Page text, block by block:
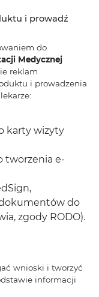
i prowadź
do
Medycznej
reklam
i prowadzenia
karty wizyty
tworzenia e-
do
zgody RODO).
wnioski i tworzyć
informacji